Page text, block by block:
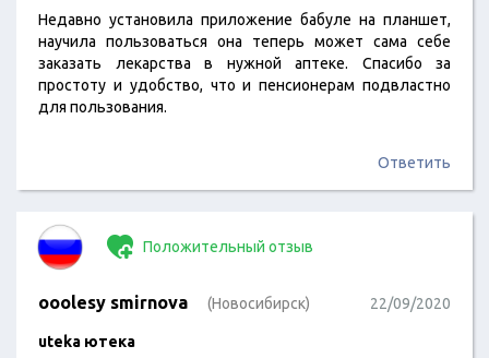
Недавно установила приложение бабуле на планшет,
научила пользоваться она теперь может сама себе
заказать лекарства в нужной аптеке. Спасибо за
простоту и удобство, что и пенсионерам подвластно
для пользования.
Ответить
Положительный отзыв
ooolesy smirnova (Новосибирск) 22/09/2020
uteka ютека